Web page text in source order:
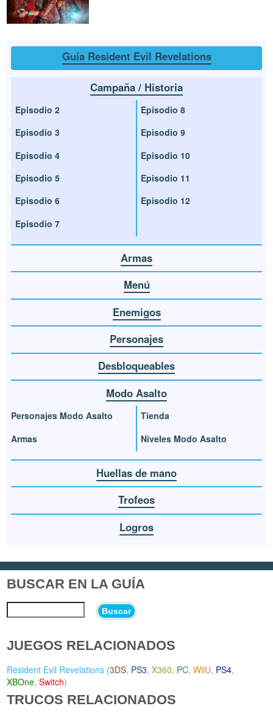
Guía Resident Evil Revelations
Campaña / Historia
Episodio 2
Episodio 3
Episodio 4
Episodio 5
Episodio 6
Episodio 7
Episodio 8
Episodio 9
Episodio 10
Episodio 11
Episodio 12
Armas
Menú
Enemigos
Personajes
Desbloqueables
Modo Asalto
Personajes Modo Asalto
Armas
Tienda
Niveles Modo Asalto
Huellas de mano
Trofeos
Logros
BUSCAR EN LA GUÍA
Buscar
JUEGOS RELACIONADOS
Resident Evil Revelations (3DS, PS3,X360, PC,WiiU, PS4,
XBOne,Switch)
TRUCOS RELACIONADOS